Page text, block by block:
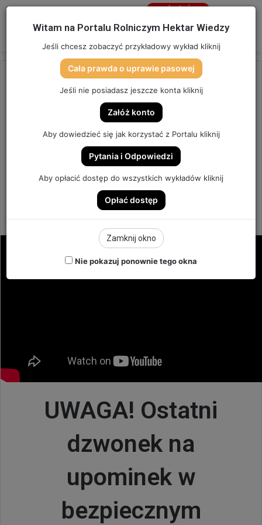
Menu
Jesteś
Strona główna/OSTATNIO DODANE
UWAGA! Ostatni dzwonek na
świąteczny prezent
UWAGA!Ostatni dzwonek na świąteczny
an
email
UWAGA! Ostatni
dzwonek na
upominek w
bezpiecznym
Witam na Portalu Rolniczym Hektar Wiedzy
Jeśli chcesz zobaczyć przykładowy wykład kliknij
Cała prawda o uprawie pasowej
Jeśli nie posiadasz jeszcze konta kliknij
Załóż konto
Aby dowiedzieć się jak korzystać z Portalu kliknij
Pytania i Odpowiedzi
Aby opłacić dostęp do wszystkich wykładów kliknij
Opłać dostęp
Zamknij okno
Nie pokazuj ponownie tego okna